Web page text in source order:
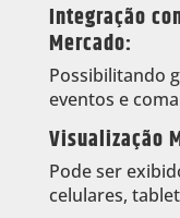
Integração
Mercado:
Possibilitando
eventos e
Visualização
Pode ser
celulares,